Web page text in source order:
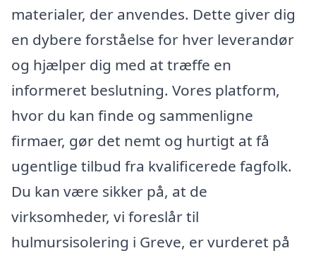
materialer, der anvendes. Dette giver dig
en dybere forståelse for hver leverandør
og hjælper dig med at træffe en
informeret beslutning. Vores platform,
hvor du kan finde og sammenligne
firmaer, gør det nemt og hurtigt at få
ugentlige tilbud fra kvalificerede fagfolk.
Du kan være sikker på, at de
virksomheder, vi foreslår til
hulmursisolering i Greve, er vurderet på